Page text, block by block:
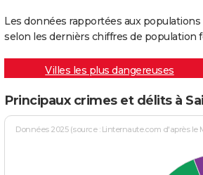
Les données rapportées aux
selon les dernièrs chiffres de population
Villes les plus dangereuses
Principaux crimes et délits à
Données 2025 (source : Linternaute.com d'après le